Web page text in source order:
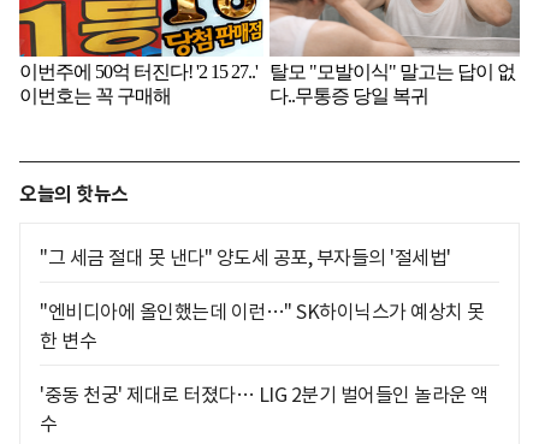
오늘의 핫뉴스
"그 세금 절대 못 낸다" 양도세 공포, 부자들의 '절세법'
"엔비디아에 올인했는데 이런…" SK하이닉스가 예상치 못
한 변수
'중동 천궁' 제대로 터졌다… LIG 2분기 벌어들인 놀라운 액
수